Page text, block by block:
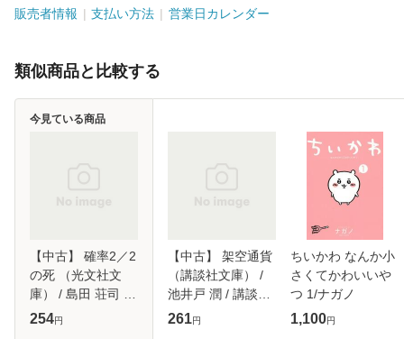
販売者情報 支払い方法 営業日カレンダー
類似商品と比較する
【中古】 確率2／2
の死 （光文社文
庫） / 島田 荘司 /
光文社 [文庫]【メ
254円
今見ている商品
【中古】 架空通貨
（講談社文庫） /
池井戸 潤 / 講談社
[文庫]【メール便送
261円
ちいかわ なんか小
さくてかわいいや
つ 1/ナガノ
1,100円